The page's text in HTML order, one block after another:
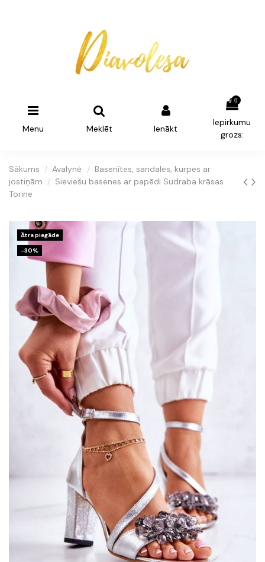
Menu Meklēt Ienākt
0
Iepirkumu
grozs:
Sākums Avalynė
Basenītes, sandales, kurpes ar
jostiņām
Sieviešu basenes ar papēdi Sudraba krāsas
Torine
Ātra piegāde
-30%